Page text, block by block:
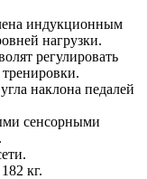
индукционным
нагрузки.
регулировать
наклона педалей
сенсорными
кг.